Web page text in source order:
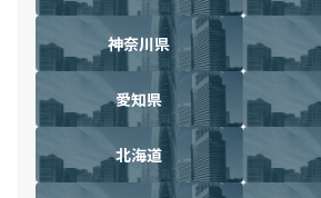
神奈川県
愛知県
北海道